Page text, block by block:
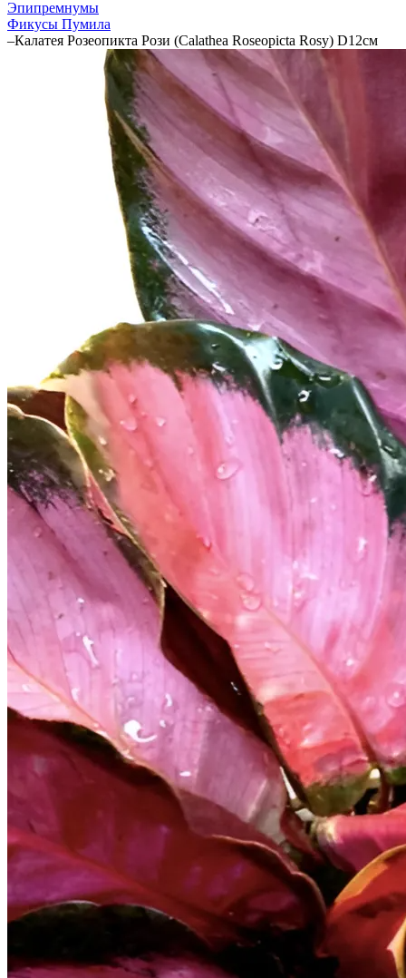
Эпипремнумы
Фикусы Пумила
–Калатея Розеопикта Рози (Calathea Roseopicta Rosy) D12см